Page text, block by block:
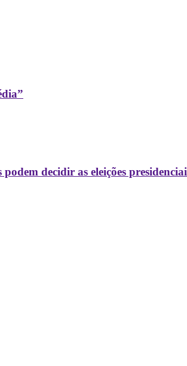
decidir as eleições